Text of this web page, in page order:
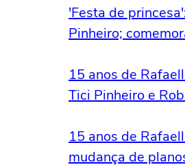
'Festa de
Pinheiro;
15 anos de
Tici Pinheiro e
15 anos de
mudança de